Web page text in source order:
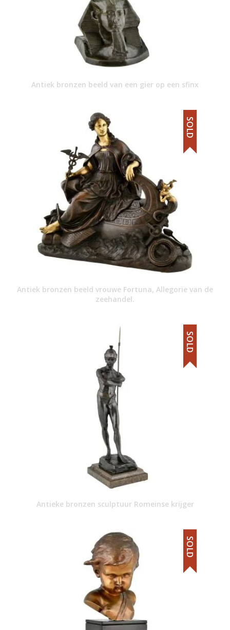
Antiek bronzen beeld van een gier op een sfinx
Antiek bronzen beeld vrouwe Fortuna, Allegorie van de
zeehandel.
SOLD
Antieke bronzen sculptuur Romeinse krijger
SOLD
SOLD